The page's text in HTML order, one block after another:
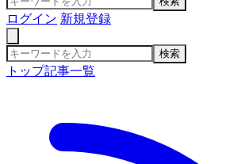
ログイン 新規登録
検索
トップ記事一覧